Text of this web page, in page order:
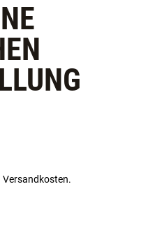
Versandkosten.